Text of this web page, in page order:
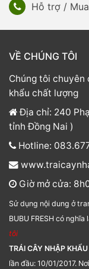
Hỗ trợ /
VỀ CHÚNG TÔI
Chúng tôi
khẩu chất lượng
Địa chỉ: 240
tỉnh Đồng Nai )
Hotline:
Giờ mở cửa:
Sử dụng nội dung ở
BUBU FRESH có
tôi
TRÁI CÂY NHẬP KHẨU
lần đầu: 10/01/2017.